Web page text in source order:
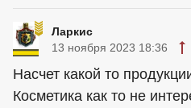
Ларкис
13 ноября 2023 18:36
Насчет какой то
Косметика как то не